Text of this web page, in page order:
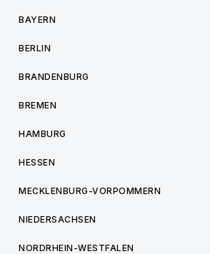
BAYERN
BERLIN
BRANDENBURG
BREMEN
HAMBURG
HESSEN
MECKLENBURG-VORPOMMERN
NIEDERSACHSEN
NORDRHEIN-WESTFALEN